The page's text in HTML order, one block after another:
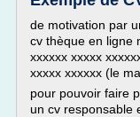
de motivation par
cv thèque en ligne
xxxxxx xxxxx
xxxxx xxxxxx (le
pour pouvoir faire
un cv responsable